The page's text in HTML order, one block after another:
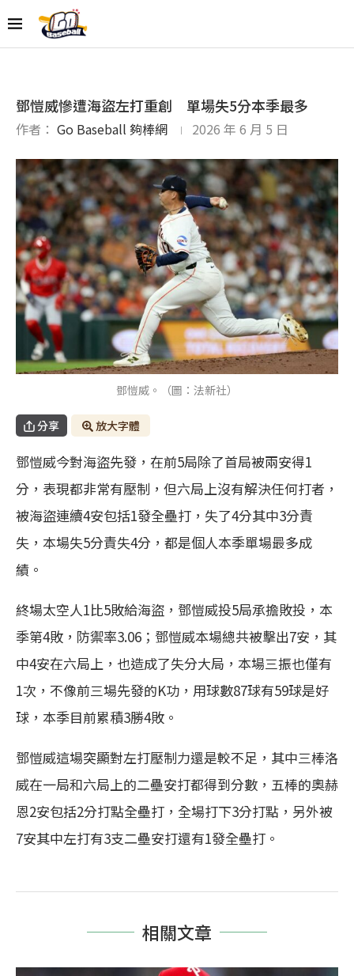
鄧愷威慘遭海盜左打重創 單場失5分本季最多
作者： Go Baseball 夠棒網 2026 年 6 月 5 日
鄧愷威。（圖：法新社）
分享 放大字體
鄧愷威今對海盜先發，在前5局除了首局被兩安得1
分，表現都非常有壓制，但六局上沒有解決任何打者，
被海盜連續4安包括1發全壘打，失了4分其中3分責
失，本場失5分責失4分，都是個人本季單場最多成
績。
終場太空人1比5敗給海盜，鄧愷威投5局承擔敗投，本
季第4敗，防禦率3.06；鄧愷威本場總共被擊出7安，其
中4安在六局上，也造成了失分大局，本場三振也僅有
1次，不像前三場先發的K功，用球數87球有59球是好
球，本季目前累積3勝4敗。
鄧愷威這場突顯對左打壓制力還是較不足，其中三棒洛
威在一局和六局上的二壘安打都得到分數，五棒的奧赫
恩2安包括2分打點全壘打，全場打下3分打點，另外被
7安其中左打有3支二壘安打還有1發全壘打。
相關文章